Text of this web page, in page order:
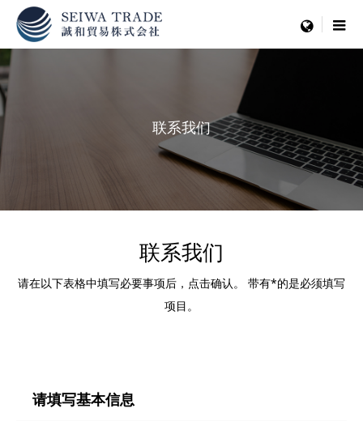
menu
联系我们
联系我们
请在以下表格中填写必要事项后，点击确认。
带有*的是必须填写
项目。
请填写基本信息